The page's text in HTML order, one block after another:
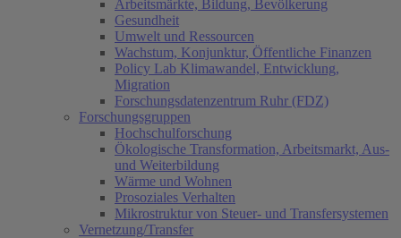
Arbeitsmärkte, Bildung, Bevölkerung
Gesundheit
Umwelt und Ressourcen
Wachstum, Konjunktur, Öffentliche Finanzen
Policy Lab Klimawandel, Entwicklung,
Migration
Forschungsdatenzentrum Ruhr (FDZ)
Forschungsgruppen
Hochschulforschung
Ökologische Transformation, Arbeitsmarkt, Aus-
und Weiterbildung
Wärme und Wohnen
Prosoziales Verhalten
Mikrostruktur von Steuer- und Transfersystemen
Vernetzung/Transfer